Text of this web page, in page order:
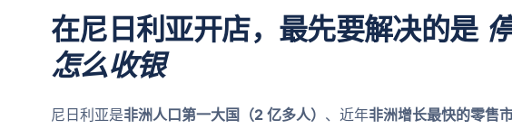
在尼日利亚开店，最先要解决的是
怎么收银
尼日利亚是非洲人口第一大国（2 亿多人） 、近年非洲增长最快的零售